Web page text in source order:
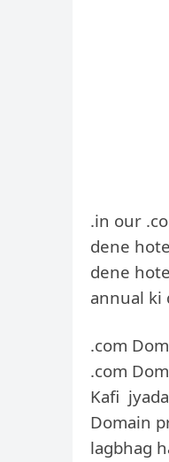
.in our
dene
dene
annual ki
.com
.com
Kafi
Domain
lagbhag